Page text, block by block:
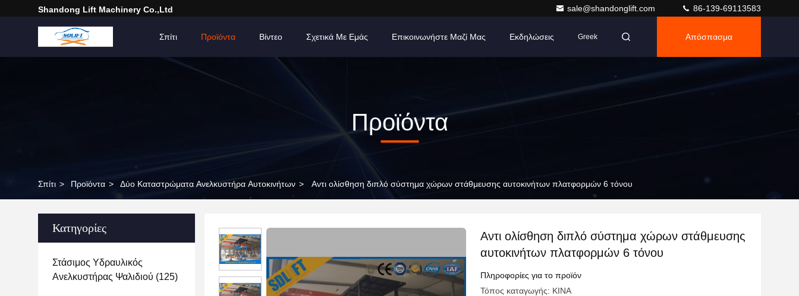
Shandong Lift Machinery Co.,Ltd sale@shandonglift.com 86-139-69113583
Σπίτι Προϊόντα Βίντεο Σχετικά Με Εμάς Επικοινωνήστε Μαζί Μας Εκδηλώσεις Greek Απόσπασμα
Προϊόντα
Σπίτι > Προϊόντα > Δύο Καταστρώματα Ανελκυστήρα Αυτοκινήτων > Αντι ολίσθηση διπλό σύστημα χώρων στάθμευσης αυτοκινήτων πλατφορμών 6 τόνου
Κατηγορίες
Στάσιμος Υδραυλικός
Ανελκυστήρας Ψαλιδιού (125)
Αντι ολίσθηση διπλό σύστημα χώρων στάθμευσης
αυτοκινήτων πλατφορμών 6 τόνου
Πληροφορίες για το προϊόν
Τόπος καταγωγής: ΚΙΝΑ